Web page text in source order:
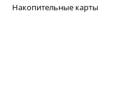
Накопительные карты